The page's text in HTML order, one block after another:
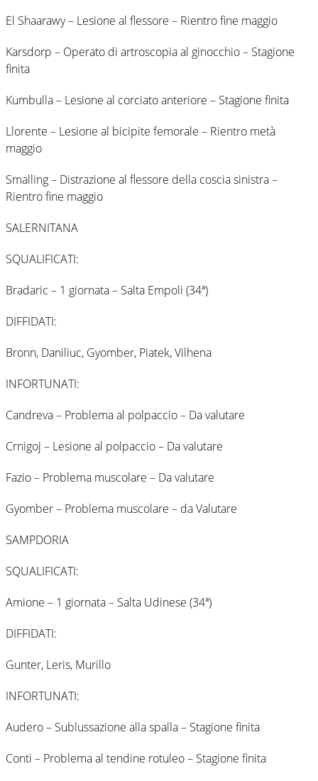
El Shaarawy – Lesione al flessore – Rientro fine maggio
Karsdorp – Operato di artroscopia al ginocchio – Stagione
finita
Kumbulla – Lesione al corciato anteriore – Stagione finita
Llorente – Lesione al bicipite femorale – Rientro metà
maggio
Smalling – Distrazione al flessore della coscia sinistra –
Rientro fine maggio
SALERNITANA
SQUALIFICATI:
Bradaric – 1 giornata – Salta Empoli (34ª)
DIFFIDATI:
Bronn, Daniliuc, Gyomber, Piatek, Vilhena
INFORTUNATI:
Candreva – Problema al polpaccio – Da valutare
Crnigoj – Lesione al polpaccio – Da valutare
Fazio – Problema muscolare – Da valutare
Gyomber – Problema muscolare – da Valutare
SAMPDORIA
SQUALIFICATI:
Amione – 1 giornata – Salta Udinese (34ª)
DIFFIDATI:
Gunter, Leris, Murillo
INFORTUNATI:
Audero – Sublussazione alla spalla – Stagione finita
Conti – Problema al tendine rotuleo – Stagione finita